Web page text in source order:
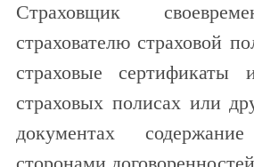
Страховщик
страхователю страховой
страховые сертификаты
страховых полисах или
документах